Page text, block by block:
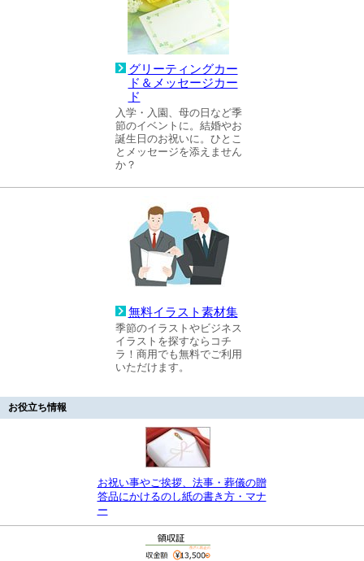
グリーティングカー
ド＆メッセージカー
ド
入学・入園、母の日など季
節のイベントに。結婚やお
誕生日のお祝いに。ひとこ
とメッセージを添えません
か？
無料イラスト素材集
季節のイラストやビジネス
イラストを探すならコチ
ラ！商用でも無料でご利用
いただけます。
お役立ち情報
お祝い事やご挨拶、法事・葬儀の贈
答品にかけるのし紙の書き方・マナ
ー